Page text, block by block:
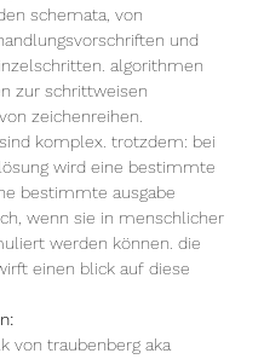
schemata, von
und
algorithmen
zur schrittweisen
zeichenreihen.
komplex. trotzdem: bei
wird eine bestimmte
bestimmte ausgabe
wenn sie in menschlicher
werden können. die
einen blick auf diese
von traubenberg aka